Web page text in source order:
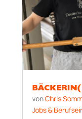
vonChris
Jobs &